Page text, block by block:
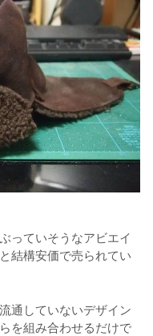
っていそうなアビエイ
結構安価で売られてい
通していないデザイン
を組み合わせるだけで